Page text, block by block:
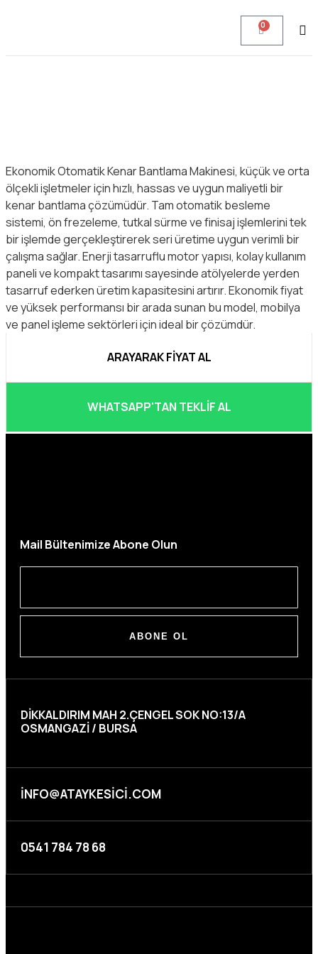
0
Ekonomik Otomatik Kenar Bantlama Makinesi, küçük ve orta
ölçekli işletmeler için hızlı, hassas ve uygun maliyetli bir
kenar bantlama çözümüdür. Tam otomatik besleme
sistemi, ön frezeleme, tutkal sürme ve finisaj işlemlerini tek
bir işlemde gerçekleştirerek seri üretime uygun verimli bir
çalışma sağlar. Enerji tasarruflu motor yapısı, kolay kullanım
paneli ve kompakt tasarımı sayesinde atölyelerde yerden
tasarruf ederken üretim kapasitesini artırır. Ekonomik fiyat
ve yüksek performansı bir arada sunan bu model, mobilya
ve panel işleme sektörleri için ideal bir çözümdür.
ARAYARAK FIYAT AL
WHATSAPP'TAN TEKLIF AL
Mail Bültenimize Abone Olun
ABONE OL
DIKKALDIRIM MAH 2.ÇENGEL SOK NO:13/A
OSMANGAZI / BURSA
INFO@ATAYKESICI.COM
0541 784 78 68